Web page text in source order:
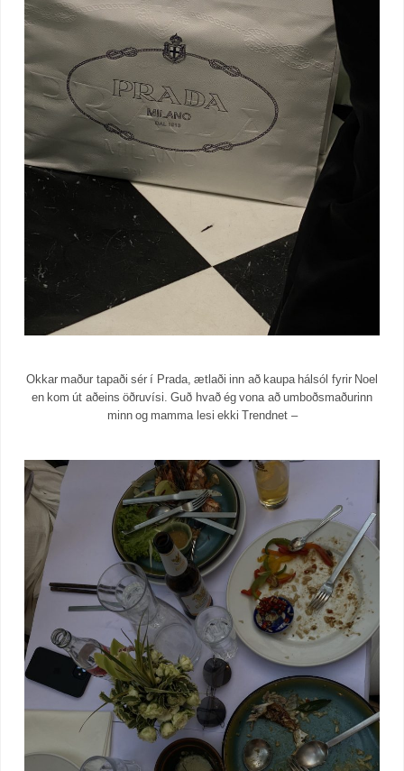
Okkar maður tapaði sér í Prada, ætlaði inn að kaupa hálsól fyrir Noel
en kom út aðeins öðruvísi. Guð hvað ég vona að umboðsmaðurinn
minn og mamma lesi ekki Trendnet –